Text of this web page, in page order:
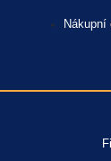
Nákupní